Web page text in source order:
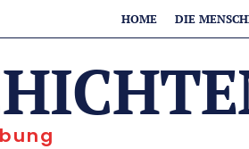
HOME DIE